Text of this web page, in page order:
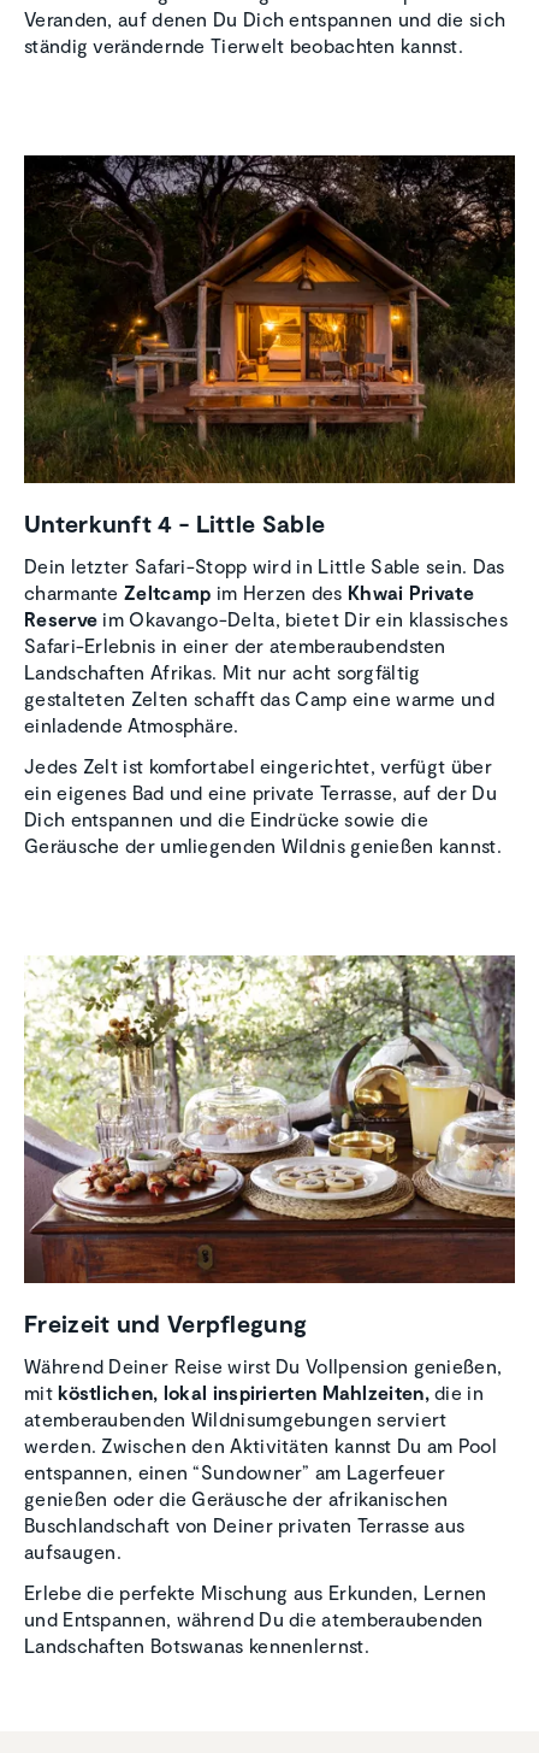
Veranden, auf denen Du Dich entspannen und die sich
ständig verändernde Tierwelt beobachten kannst.
Unter­kunft 4 - Little Sable
Dein letzter Safari-Stopp wird in Little Sable sein. Das
charmanteZeltcamp im Herzen des Khwai Private
Reserve im Okavango-Delta, bietet Dir ein klassisches
Safari-Erlebnis in einer der atemberaubendsten
Landschaften Afrikas. Mit nur acht sorgfältig
gestalteten Zelten schafft das Camp eine warme und
einladende Atmosphäre.
Jedes Zelt ist komfortabel eingerichtet, verfügt über
ein eigenes Bad und eine private Terrasse, auf der Du
Dich entspannen und die Eindrücke sowie die
Geräusche der umliegenden Wildnis genießen kannst.
Freizeit und Verpfle­gung
Während Deiner Reise wirst Du Vollpension genießen,
mitköstlichen, lokal inspirierten Mahlzeiten,die in
atemberaubenden Wildnisumgebungen serviert
werden. Zwischen den Aktivitäten kannst Du am Pool
entspannen, einen “Sundowner” am Lagerfeuer
genießen oder die Geräusche der afrikanischen
Buschlandschaft von Deiner privaten Terrasse aus
aufsaugen.
Erlebe die perfekte Mischung aus Erkunden, Lernen
und Entspannen, während Du die atemberaubenden
Landschaften Botswanas kennenlernst.